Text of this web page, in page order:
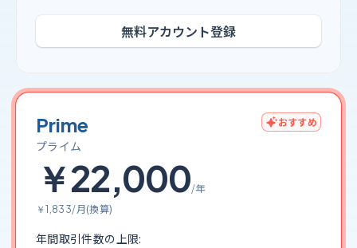
無料アカウント登録
Prime おすすめ
プライム
￥22,000/年
￥1,833/月(換算)
年間取引件数の上限: